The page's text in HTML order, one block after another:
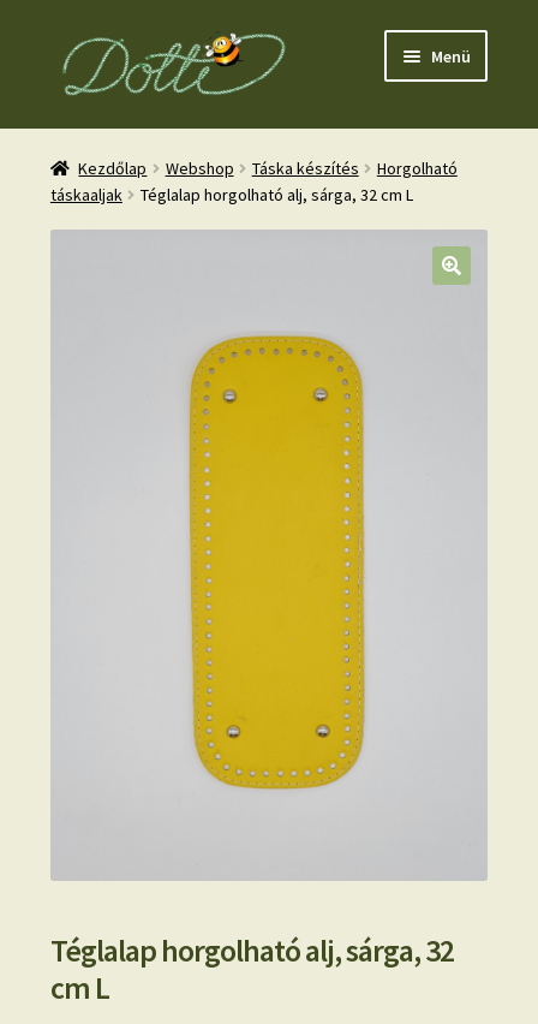
Ugrás
Kilépés
Menü
Kezdőlap Webshop Táska készítés
Horgolható
táskaaljak
Téglalap horgolható alj, sárga, 32 cm L
Téglalap horgolható alj, sárga, 32
cm L